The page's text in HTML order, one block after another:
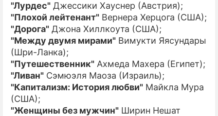
"Лурдес" Джессики Хауснер (Австрия);
"Плохой лейтенант" Вернера Херцога (США);
"Дорога" Джона Хиллкоута (США);
"Между двумя мирами" Вимукти Яясундары
(Шри-Ланка);
"Путешественник" Ахмеда Махера (Египет);
"Ливан" Сэмюэля Маоза (Израиль);
"Капитализм: История любви" Майкла Мура
(США);
"Женщины без мужчин" Ширин Нешат